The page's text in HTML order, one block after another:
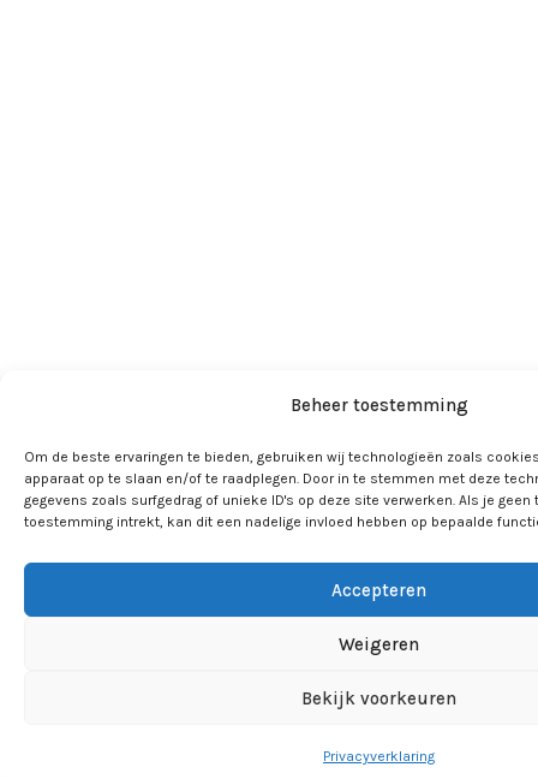
Beheer toestemming
Om de beste ervaringen te bieden, gebruiken wij technologieën zoals
apparaat op te slaan en/of te raadplegen. Door in te stemmen met deze
gegevens zoals surfgedrag of unieke ID's op deze site verwerken. Als je
toestemming intrekt, kan dit een nadelige invloed hebben op bepaalde
Accepteren
Weigeren
Bekijk voorkeuren
Privacyverklaring